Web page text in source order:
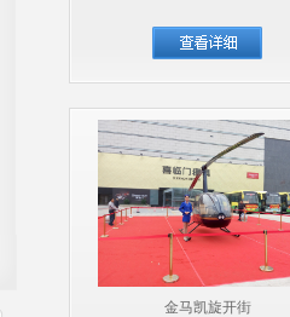
金马凯旋开街